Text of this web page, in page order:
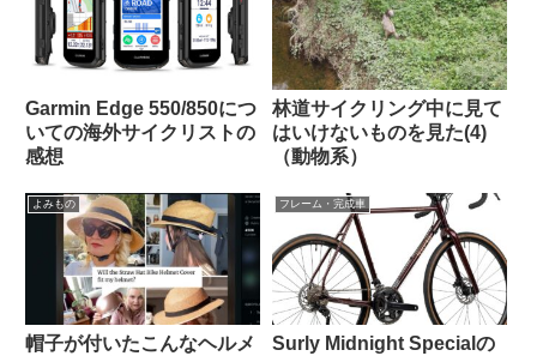
Garmin Edge 550/850につ
いての海外サイクリストの
感想
林道サイクリング中に見て
はいけないものを見た(4)
（動物系）
よみもの
帽子が付いたこんなヘルメ
フレーム・完成車
Surly Midnight Specialの